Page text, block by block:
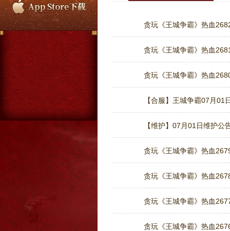
贪玩《王城争霸》热血
贪玩《王城争霸》热血
贪玩《王城争霸》热血
【合服】王城争霸07月01
【维护】07月01日维护公
贪玩《王城争霸》热血
贪玩《王城争霸》热血
贪玩《王城争霸》热血
贪玩《王城争霸》热血